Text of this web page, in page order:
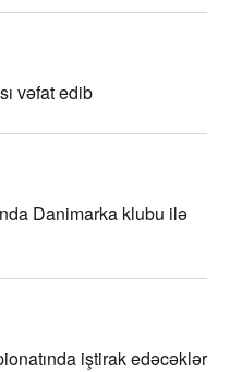
vəfat edib
Danimarka klubu ilə
iştirak edəcəklər